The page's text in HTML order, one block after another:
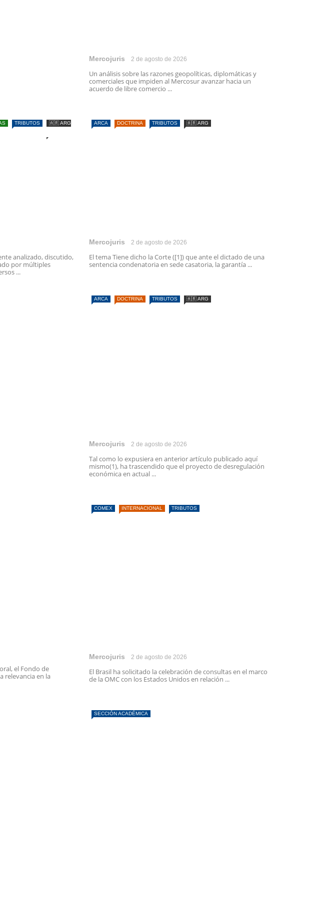
Mercojuris 2 de agosto de 2026
Un análisis sobre las razones geopolíticas, diplomáticas y
comerciales que impiden al Mercosur avanzar hacia un
acuerdo de libre comercio ...
TRIBUTOS 🇦🇷 ARG
analizado, discutido,
por múltiples
...
ARCA DOCTRINA TRIBUTOS 🇦🇷 ARG
Mercojuris 2 de agosto de 2026
El tema Tiene dicho la Corte ([1]) que ante el dictado de una
sentencia condenatoria en sede casatoria, la garantía ...
ARCA DOCTRINA TRIBUTOS 🇦🇷 ARG
Mercojuris 2 de agosto de 2026
Tal como lo expusiera en anterior artículo publicado aquí
mismo(1), ha trascendido que el proyecto de desregulación
económica en actual ...
el Fondo de
relevancia en la
COMEX INTERNACIONAL TRIBUTOS
Mercojuris 2 de agosto de 2026
El Brasil ha solicitado la celebración de consultas en el marco
de la OMC con los Estados Unidos en relación ...
SECCIÓN ACADÉMICA